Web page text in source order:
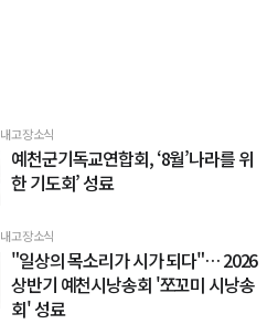
내고장소식
예천군기독교연합회, ‘8월’나라를 위
한 기도회’ 성료
내고장소식
"일상의 목소리가 시가 되다"… 2026
상반기 예천시낭송회 '쪼꼬미 시낭송
회' 성료